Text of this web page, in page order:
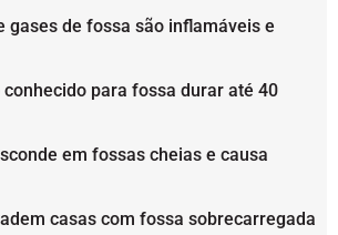
gases de fossa são inflamáveis e
conhecido para fossa durar até 40
em fossas cheias e causa
casas com fossa sobrecarregada